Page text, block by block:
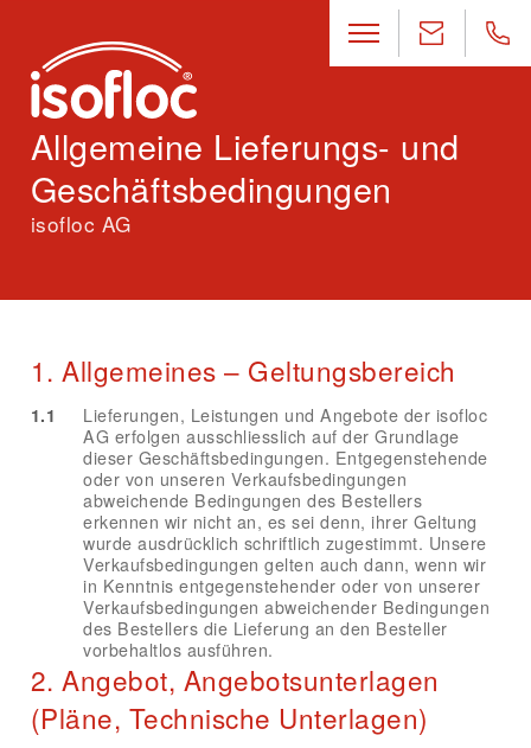
Allgemeine Lieferungs- und
Geschäftsbedingungen
isofloc AG
1. Allgemeines – Geltungsbereich
1.1
Lieferungen, Leistungen und Angebote der isofloc
AG erfolgen ausschliesslich auf der Grundlage
dieser Geschäftsbedingungen. Entgegenstehende
oder von unseren Verkaufsbedingungen
abweichende Bedingungen des Bestellers
erkennen wir nicht an, es sei denn, ihrer Geltung
wurde ausdrücklich schriftlich zugestimmt. Unsere
Verkaufsbedingungen gelten auch dann, wenn wir
in Kenntnis entgegenstehender oder von unserer
Verkaufsbedingungen abweichender Bedingungen
des Bestellers die Lieferung an den Besteller
vorbehaltlos ausführen.
2. Angebot, Angebotsunterlagen
(Pläne, Technische Unterlagen)